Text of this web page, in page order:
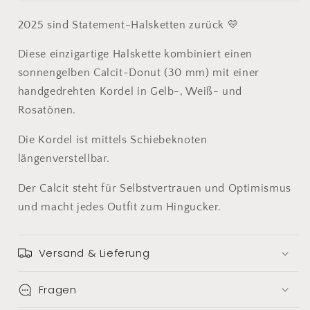
mit
Kordel
–
für
Selbstvertrauen
&amp;
Stil
mit
Kordel
–
für
Stil
2025 sind Statement-Halsketten zurück 💛
Diese einzigartige Halskette kombiniert einen
sonnengelben Calcit-Donut (30 mm) mit einer
handgedrehten Kordel in Gelb-, Weiß- und
Rosatönen.
Die Kordel ist mittels Schiebeknoten
längenverstellbar.
Der Calcit steht für Selbstvertrauen und Optimismus
und macht jedes Outfit zum Hingucker.
Versand & Lieferung
Fragen